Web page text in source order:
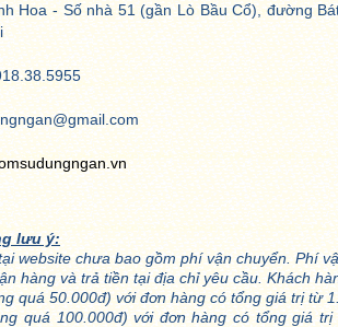
Hoa - Số nhà 51 (gần Lò Bầu Cổ), đường
lưu ý:
website chưa bao gồm phí vận chuyển. Phí
hàng và trả tiền tại địa chỉ yêu cầu. Khách
quá 50.000đ) với đơn hàng có tổng giá trị từ
quá 100.000đ) với đơn hàng có tổng giá